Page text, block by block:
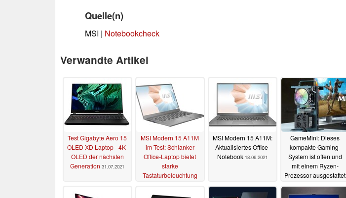
Quelle(n)
MSI | Notebookcheck
Verwandte Artikel
Test Gigabyte Aero 15
OLED XD Laptop - 4K-
OLED der nächsten
Generation 31.07.2021
MSI Modern 15 A11M
im Test: Schlanker
Office-Laptop bietet
starke
Tastaturbeleuchtung
MSI Modern 15 A11M:
Aktualisiertes Office-
Notebook 18.06.2021
GameMini: Dieses
kompakte Gaming-
System ist offen und
mit einem Ryzen-
Prozessor ausgestattet
15.05.2021